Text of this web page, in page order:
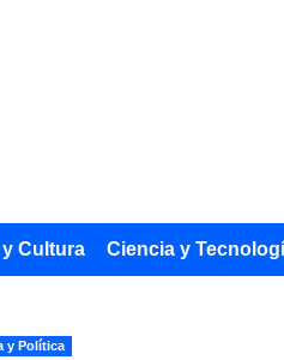
Cultura Ciencia y
y Política